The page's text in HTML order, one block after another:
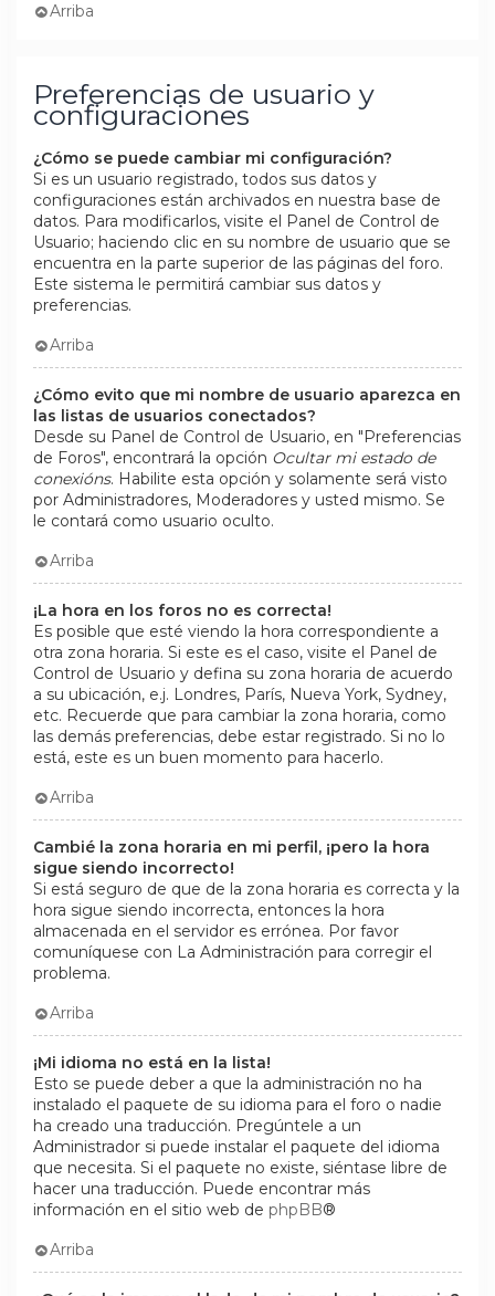
Arriba
Preferencias de usuario y
configuraciones
¿Cómo se puede cambiar mi configuración?
Si es un usuario registrado, todos sus datos y
configuraciones están archivados en nuestra base de
datos. Para modificarlos, visite el Panel de Control de
Usuario; haciendo clic en su nombre de usuario que se
encuentra en la parte superior de las páginas del foro.
Este sistema le permitirá cambiar sus datos y
preferencias.
Arriba
¿Cómo evito que mi nombre de usuario aparezca en
las listas de usuarios conectados?
Desde su Panel de Control de Usuario, en "Preferencias
de Foros", encontrará la opción Ocultar mi estado de
conexións. Habilite esta opción y solamente será visto
por Administradores, Moderadores y usted mismo. Se
le contará como usuario oculto.
Arriba
¡La hora en los foros no es correcta!
Es posible que esté viendo la hora correspondiente a
otra zona horaria. Si este es el caso, visite el Panel de
Control de Usuario y defina su zona horaria de acuerdo
a su ubicación, e.j. Londres, París, Nueva York, Sydney,
etc. Recuerde que para cambiar la zona horaria, como
las demás preferencias, debe estar registrado. Si no lo
está, este es un buen momento para hacerlo.
Arriba
Cambié la zona horaria en mi perfil, ¡pero la hora
sigue siendo incorrecto!
Si está seguro de que de la zona horaria es correcta y la
hora sigue siendo incorrecta, entonces la hora
almacenada en el servidor es errónea. Por favor
comuníquese con La Administración para corregir el
problema.
Arriba
¡Mi idioma no está en la lista!
Esto se puede deber a que la administración no ha
instalado el paquete de su idioma para el foro o nadie
ha creado una traducción. Pregúntele a un
Administrador si puede instalar el paquete del idioma
que necesita. Si el paquete no existe, siéntase libre de
hacer una traducción. Puede encontrar más
información en el sitio web de phpBB®
Arriba